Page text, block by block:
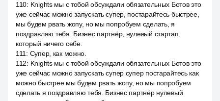
110: Knights мы с тобой обсуждали обязательных Ботов это
уже сейчас можно запускать супер, постарайтесь быстрее,
мы будем рвать жопу, но мы попробуем сделать, я
поздравляю тебя. Бизнес партнёр, нулевый стартап,
который ничего себе.
111 : Супер, как можно.
112: Knights мы с тобой обсуждали обязательных Ботов это
уже сейчас можно запускать супер супер постарайтесь как
можно быстрее мы будем рвать жопу, но мы попробуем
сделать я поздравляю тебя. Бизнес партнёр нулевый